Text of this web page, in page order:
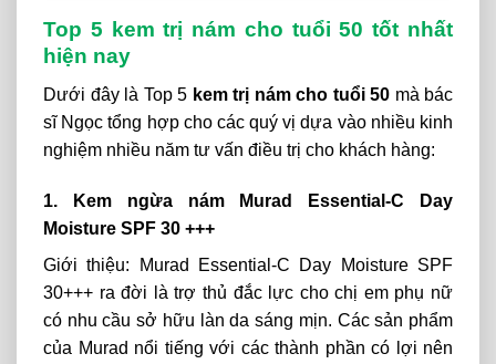
Top 5 kem trị nám cho tuổi 50 tốt nhất
hiện nay
Dưới đây là Top 5 kem trị nám cho tuổi 50 mà bác
sĩ Ngọc tổng hợp cho các quý vị dựa vào nhiều kinh
nghiệm nhiều năm tư vấn điều trị cho khách hàng:
1. Kem ngừa nám Murad Essential-C Day
Moisture SPF 30 +++
Giới thiệu: Murad Essential-C Day Moisture SPF
30+++ ra đời là trợ thủ đắc lực cho chị em phụ nữ
có nhu cầu sở hữu làn da sáng mịn. Các sản phẩm
của Murad nổi tiếng với các thành phần có lợi nên